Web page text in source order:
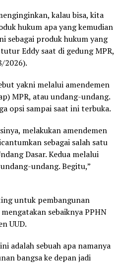
kalau bisa, kita
hukum apa yang kemudian
sebagai produk hukum yang
Eddy saat di gedung MPR,
2026).
yakni melalui amendemen
MPR, atau undang-undang.
opsi sampai saat ini terbuka.
melakukan amendemen
sebagai salah satu
Dasar. Kedua melalui
undang. Begitu,”
untuk pembangunan
sebaiknya PPHN
UUD.
adalah sebuah apa namanya
bangsa ke depan jadi